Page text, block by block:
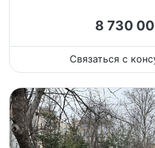
8 730
Связаться с